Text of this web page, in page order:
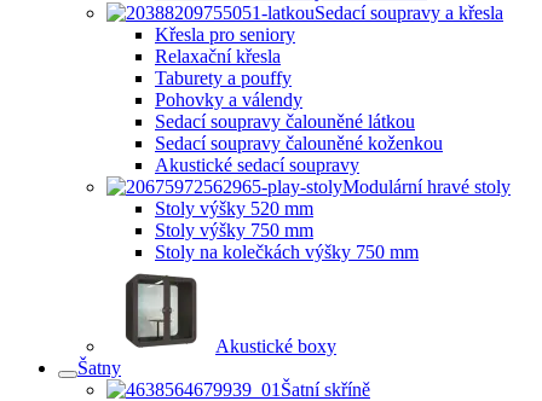
Sedací soupravy a křesla
Křesla pro seniory
Relaxační křesla
Taburety a pouffy
Pohovky a válendy
Sedací soupravy čalouněné látkou
Sedací soupravy čalouněné koženkou
Akustické sedací soupravy
Modulární hravé stoly
Stoly výšky 520 mm
Stoly výšky 750 mm
Stoly na kolečkách výšky 750 mm
Akustické boxy
Šatny
Šatní skříně